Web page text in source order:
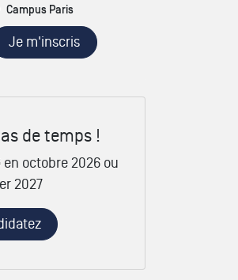
Campus Paris
Je m'inscris
de temps !
en octobre 2026 ou
2027